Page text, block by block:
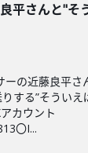
平さんと"そ
の近藤良平さ
する”そういえ
カウント
〇I...